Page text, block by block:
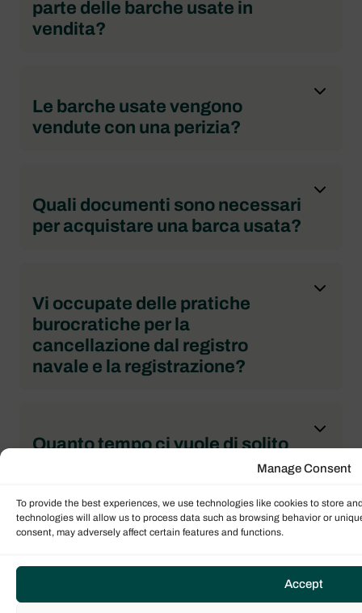
Manage Consent
To provide the best experiences, we use technologies like cookies to store
technologies will allow us to process data such as browsing behavior or
consent, may adversely affect certain features and functions.
Accept
parte delle barche usate in
vendita?
Le barche usate vengono
vendute con una perizia?
Quali documenti sono necessari
per acquistare una barca usata?
Vi occupate delle pratiche
burocratiche per la
cancellazione dal registro
navale e la registrazione?
Quanto tempo ci vuole di solito
Il nostro team globale di intermediari esperti è